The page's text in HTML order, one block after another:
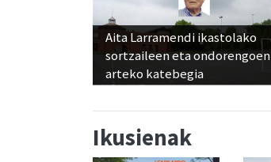
Aita Larramendi ikastolako
sortzaileen eta ondorengoen
arteko katebegia
Ikusienak